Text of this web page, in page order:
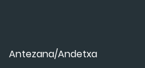
Antezana/Andetxa